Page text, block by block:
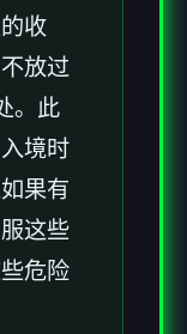
收
放过
。此
境时
果有
这些
危险